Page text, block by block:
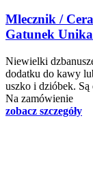
Mlecznik /
Gatunek
Niewielki
dodatku do kawy
uszko i dzióbek. Są
Na zamówienie
zobacz szczegóły